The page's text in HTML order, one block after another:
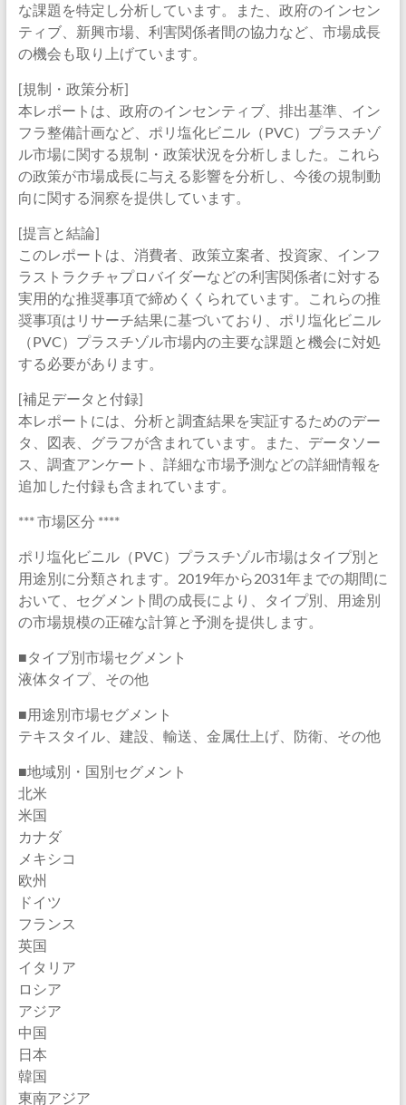
な課題を特定し分析しています。また、政府のインセン
ティブ、新興市場、利害関係者間の協力など、市場成長
の機会も取り上げています。
[規制・政策分析]
本レポートは、政府のインセンティブ、排出基準、イン
フラ整備計画など、ポリ塩化ビニル（PVC）プラスチゾ
ル市場に関する規制・政策状況を分析しました。これら
の政策が市場成長に与える影響を分析し、今後の規制動
向に関する洞察を提供しています。
[提言と結論]
このレポートは、消費者、政策立案者、投資家、インフ
ラストラクチャプロバイダーなどの利害関係者に対する
実用的な推奨事項で締めくくられています。これらの推
奨事項はリサーチ結果に基づいており、ポリ塩化ビニル
（PVC）プラスチゾル市場内の主要な課題と機会に対処
する必要があります。
[補足データと付録]
本レポートには、分析と調査結果を実証するためのデー
タ、図表、グラフが含まれています。また、データソー
ス、調査アンケート、詳細な市場予測などの詳細情報を
追加した付録も含まれています。
*** 市場区分 ****
ポリ塩化ビニル（PVC）プラスチゾル市場はタイプ別と
用途別に分類されます。2019年から2031年までの期間に
おいて、セグメント間の成長により、タイプ別、用途別
の市場規模の正確な計算と予測を提供します。
■タイプ別市場セグメント
液体タイプ、その他
■用途別市場セグメント
テキスタイル、建設、輸送、金属仕上げ、防衛、その他
■地域別・国別セグメント
北米
米国
カナダ
メキシコ
欧州
ドイツ
フランス
英国
イタリア
ロシア
アジア
中国
日本
韓国
東南アジア